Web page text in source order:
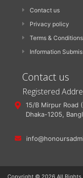
Contact us
Privacy policy
Terms & Conditions
Information
Contact us
Registered
15/B Mirpur Road
Dhaka-1205,
Copyright © 2026 All Rights